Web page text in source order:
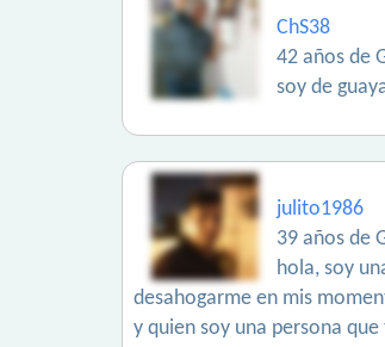
ChS38
42 años de
soy de
julito1986
39 años de
hola, soy
desahogarme en mis
y quien soy una persona